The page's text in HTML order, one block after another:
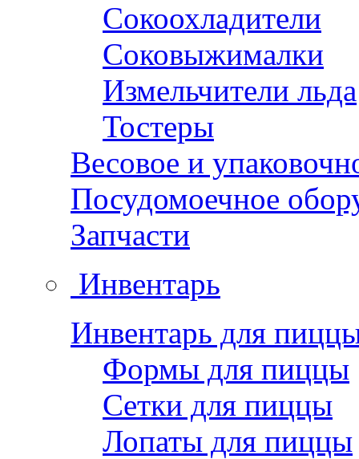
Сокоохладители
Соковыжималки
Измельчители льда
Тостеры
Весовое и
Посудомоечное
Запчасти
Инвентарь
Инвентарь для
Формы для пиццы
Сетки для пиццы
Лопаты для пиццы